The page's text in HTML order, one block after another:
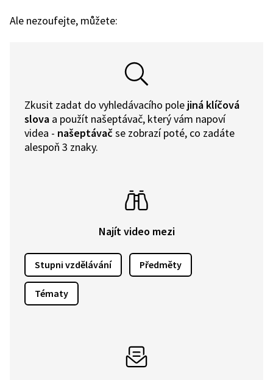
Ale nezoufejte, můžete:
Zkusit zadat do vyhledávacího pole jiná klíčová
slova a použít našeptávač, který vám napoví
videa - našeptávač se zobrazí poté, co zadáte
alespoň 3 znaky.
Najít video mezi
Stupni vzdělávání Předměty
Tématy